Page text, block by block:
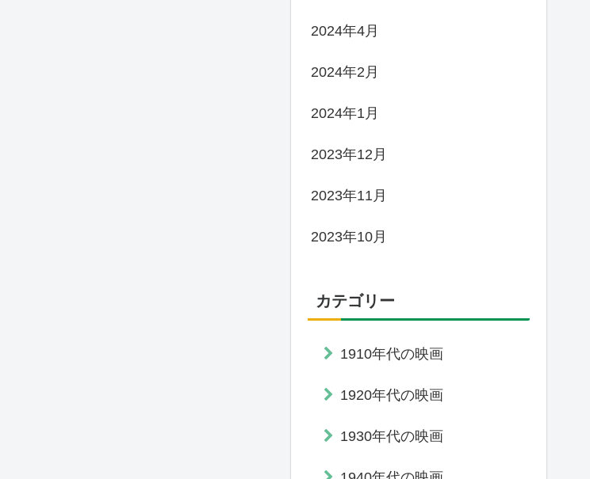
2024年4月
2024年2月
2024年1月
2023年12月
2023年11月
2023年10月
カテゴリー
1910年代の映画
1920年代の映画
1930年代の映画